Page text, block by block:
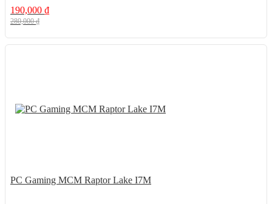
190,000 ₫
280,000₫
PC Gaming MCM Raptor Lake I7M